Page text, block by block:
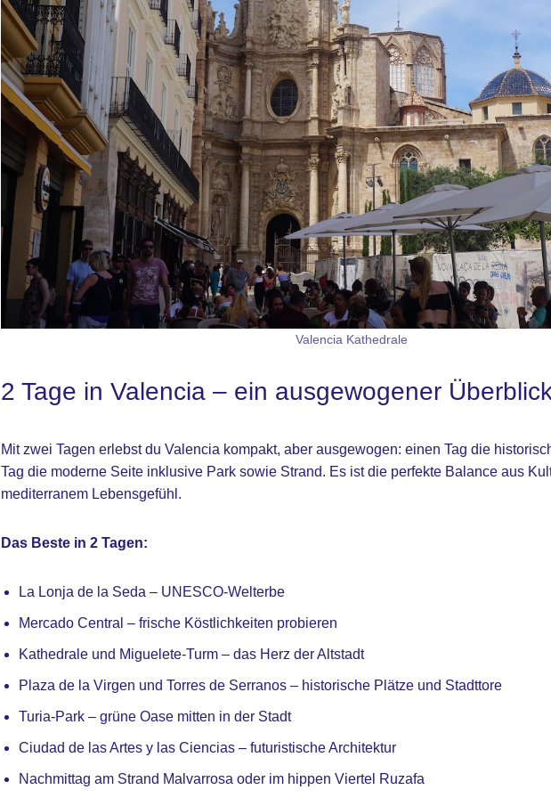
Valencia Kathedrale
2 Tage in Valencia – ein ausgewogener
Mit zwei Tagen erlebst du Valencia kompakt, aber ausgewogen: einen Tag die
Tag die moderne Seite inklusive Park sowie Strand. Es ist die perfekte Balance aus
mediterranem Lebensgefühl.
Das Beste in 2 Tagen:
La Lonja de la Seda – UNESCO-Welterbe
Mercado Central – frische Köstlichkeiten probieren
Kathedrale und Miguelete-Turm – das Herz der Altstadt
Plaza de la Virgen und Torres de Serranos – historische Plätze und Stadttore
Turia-Park – grüne Oase mitten in der Stadt
Ciudad de las Artes y las Ciencias – futuristische Architektur
Nachmittag am Strand Malvarrosa oder im hippen Viertel Ruzafa